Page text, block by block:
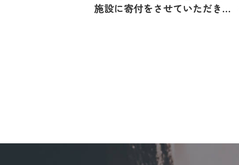
施設に寄付をさせていただき